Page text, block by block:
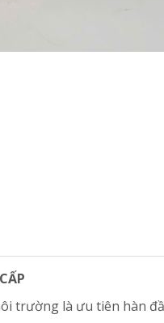
trường là ưu tiên hàn